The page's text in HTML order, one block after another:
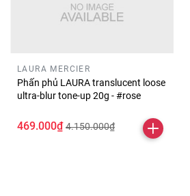
LAURA MERCIER
Phấn phủ LAURA translucent loose
ultra-blur tone-up 20g - #rose
469.000₫ 4.150.000₫